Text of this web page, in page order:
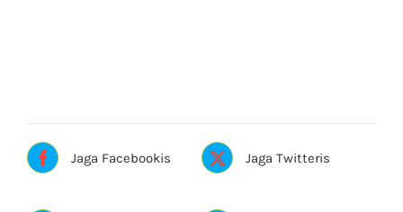
Jaga Facebookis Jaga Twitteris